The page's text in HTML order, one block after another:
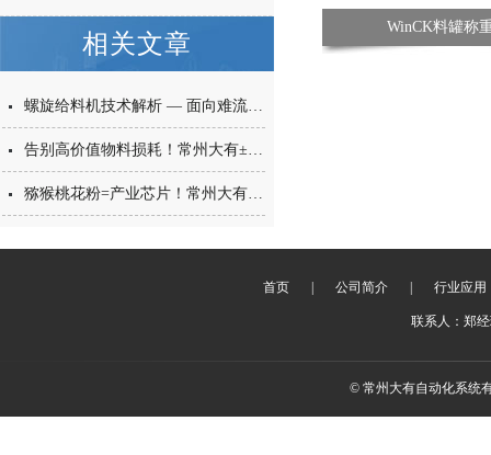
相关文章
螺旋给料机技术解析 — 面向难流动性粉体的微量高精度称重给料解决方案
告别高价值物料损耗！常州大有±0.001g西林瓶分装，让每一毫克都物尽其用
猕猴桃花粉=产业芯片！常州大有花粉分装机，守住每一克“植物黄金”的价值
WinCK料罐称
首页 公司简介 行业应用
联系人：郑
© 常州大有自动化系统